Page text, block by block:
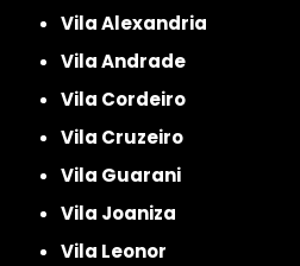
Vila Alexandria
Vila Andrade
Vila Cordeiro
Vila Cruzeiro
Vila Guarani
Vila Joaniza
Vila Leonor